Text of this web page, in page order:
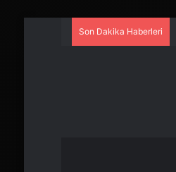
Son Dakika Haberleri